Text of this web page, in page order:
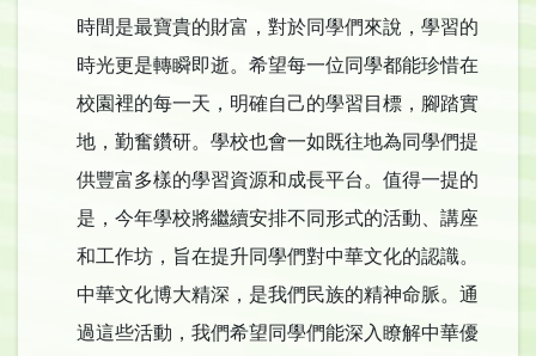
時間是最寶貴的財富，對於同學們來說，學習的
時光更是轉瞬即逝。希望每一位同學都能珍惜在
校園裡的每一天，明確自己的學習目標，腳踏實
地，勤奮鑽研。學校也會一如既往地為同學們提
供豐富多樣的學習資源和成長平台。​值得一提的
是，今年學校將繼續安排不同形式的活動、講座
和工作坊，旨在提升同學們對中華文化的認識。
中華文化博大精深，是我們民族的精神命脈。通
過這些活動，我們希望同學們能深入瞭解中華優